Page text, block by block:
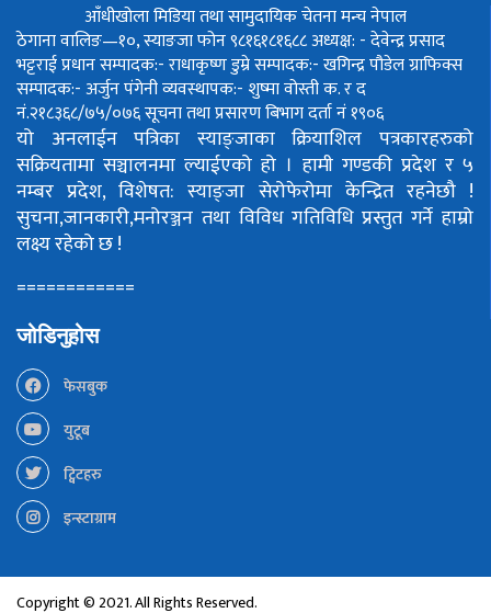
आँधीखोला मिडिया तथा सामुदायिक चेतना मन्च नेपाल
ठेगाना वालिङ—१०, स्याङजा फोन ९८१६१८१६८८अध्यक्ष: - देवेन्द्र प्रसाद
भट्टराईप्रधान सम्पादक:- राधाकृष्ण डुम्रेसम्पादक:- खगिन्द्र पौडेलग्राफिक्स
सम्पादक:- अर्जुन पंगेनीव्यवस्थापक:- शुष्मा वोस्तीक. र द
नं.२१८३६८/७५/०७६सूचना तथा प्रसारण बिभाग दर्ता नं १९०६
यो अनलाईन पत्रिका स्याङ्जाका क्रियाशिल पत्रकारहरुको
सक्रियतामा सञ्चालनमा ल्याईएको हो । हामी गण्डकी प्रदेश र ५
नम्बर प्रदेश, विशेषत: स्याङ्जा सेरोफेरोमा केन्द्रित रहनेछौ !
सुचना,जानकारी,मनोरञ्जन तथा विविध गतिविधि प्रस्तुत गर्ने हाम्रो
लक्ष्य रहेको छ !
============
जोडिनुहोस
फेसबुक
युटूब
ट्विटहरु
इन्स्टाग्राम
Copyright © 2021. All Rights Reserved.